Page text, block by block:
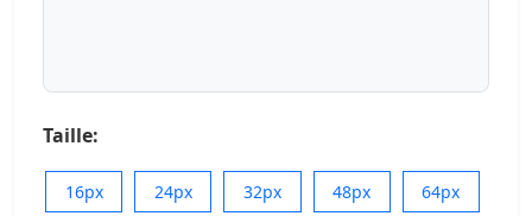
Taille:
16px 24px 32px 48px 64px